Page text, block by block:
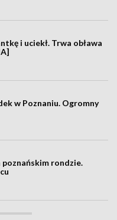
i uciekł. Trwa obława
w Poznaniu. Ogromny
poznańskim rondzie.